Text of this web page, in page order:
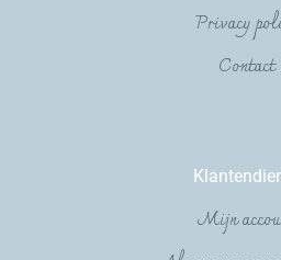
Privacy
Contact
Mijn